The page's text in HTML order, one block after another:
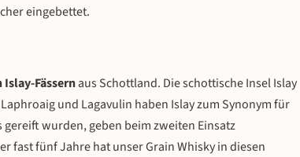
eingebettet.
Fässernaus Schottland. Die schottische Insel Islay
und Lagavulin haben Islay zum Synonym für
wurden, geben beim zweiten Einsatz
fast fünf Jahre hat unser Grain Whisky in diesen